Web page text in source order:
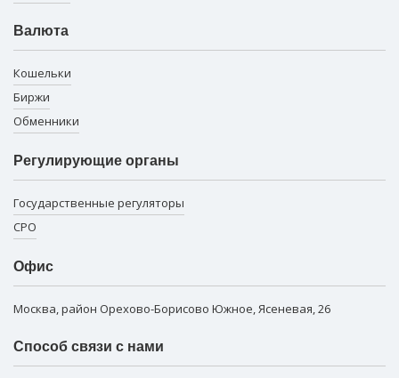
Валюта
Кошельки
Биржи
Обменники
Регулирующие органы
Государственные регуляторы
СРО
Офис
Москва, район Орехово-Борисово Южное, Ясеневая, 26
Способ связи с нами